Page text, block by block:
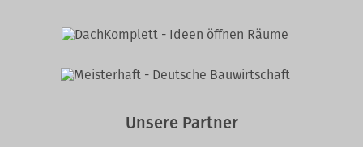
Unsere Partner